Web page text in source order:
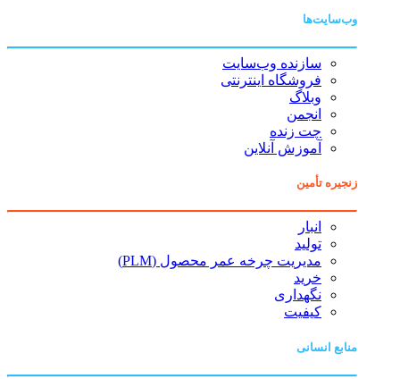
وب‌سایت‌ها
سازنده وب‌سایت
فروشگاه اینترنتی
وبلاگ
انجمن
چت زنده
آموزش آنلاین
زنجیره تأمین
انبار
تولید
مدیریت چرخه عمر محصول (PLM)
خرید
نگهداری
کیفیت
منابع انسانی